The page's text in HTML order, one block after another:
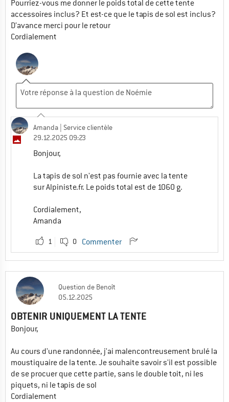
Pourriez-vous me donner le poids total de cette tente
accessoires inclus? Et est-ce que le tapis de sol est inclus?
D’avance merci pour le retour
Cordialement
Amanda | Service clientèle
29.12.2025 09:23
Bonjour,
La tapis de sol n'est pas fournie avec la tente
sur Alpiniste.fr. Le poids total est de 1060 g.
Cordialement,
Amanda
1 0 Commenter
Question de Benoît
05.12.2025
OBTENIR UNIQUEMENT LA TENTE
Bonjour,
Au cours d'une randonnée, j'ai malencontreusement brulé la
moustiquaire de la tente. Je souhaite savoir s'il est possible
de se procuer que cette partie, sans le double toit, ni les
piquets, ni le tapis de sol
Cordialement